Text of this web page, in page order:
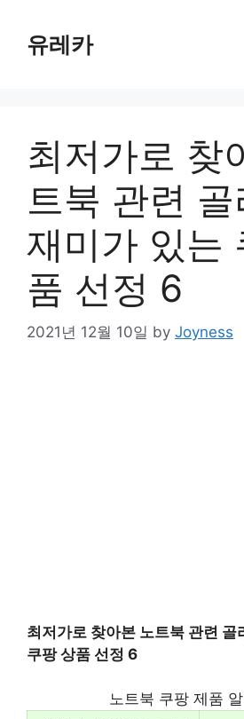
content유레카
최저가로 찾
트북 관련
재미가 있는
품 선정 6
2021년 12월 10일 by Joyness
최저가로 찾아본 노트북 관련 골
쿠팡 상품 선정 6
노트북 쿠팡 제품